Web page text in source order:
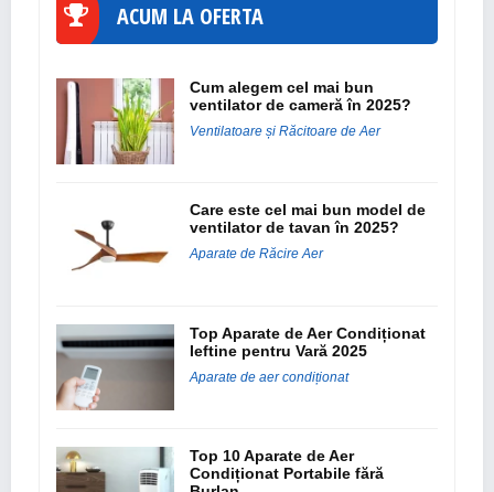
ACUM LA OFERTA
Cum alegem cel mai bun
ventilator de cameră în 2025?
Ventilatoare și Răcitoare de Aer
Care este cel mai bun model de
ventilator de tavan în 2025?
Aparate de Răcire Aer
Top Aparate de Aer Condiționat
Ieftine pentru Vară 2025
Aparate de aer condiționat
Top 10 Aparate de Aer
Condiționat Portabile fără